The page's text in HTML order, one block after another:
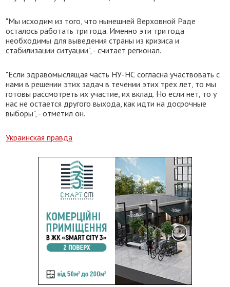
"Мы исходим из того, что нынешней Верховной Раде
осталось работать три года. Именно эти три года
необходимы для выведения страны из кризиса и
стабилизации ситуации", - считает регионал.
"Если здравомыслящая часть НУ-НС согласна участвовать с
нами в решении этих задач в течении этих трех лет, то мы
готовы рассмотреть их участие, их вклад. Но если нет, то у
нас не остается другого выхода, как идти на досрочные
выборы", - отметил он.
Украинская правда